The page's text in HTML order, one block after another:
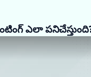
ఎలా